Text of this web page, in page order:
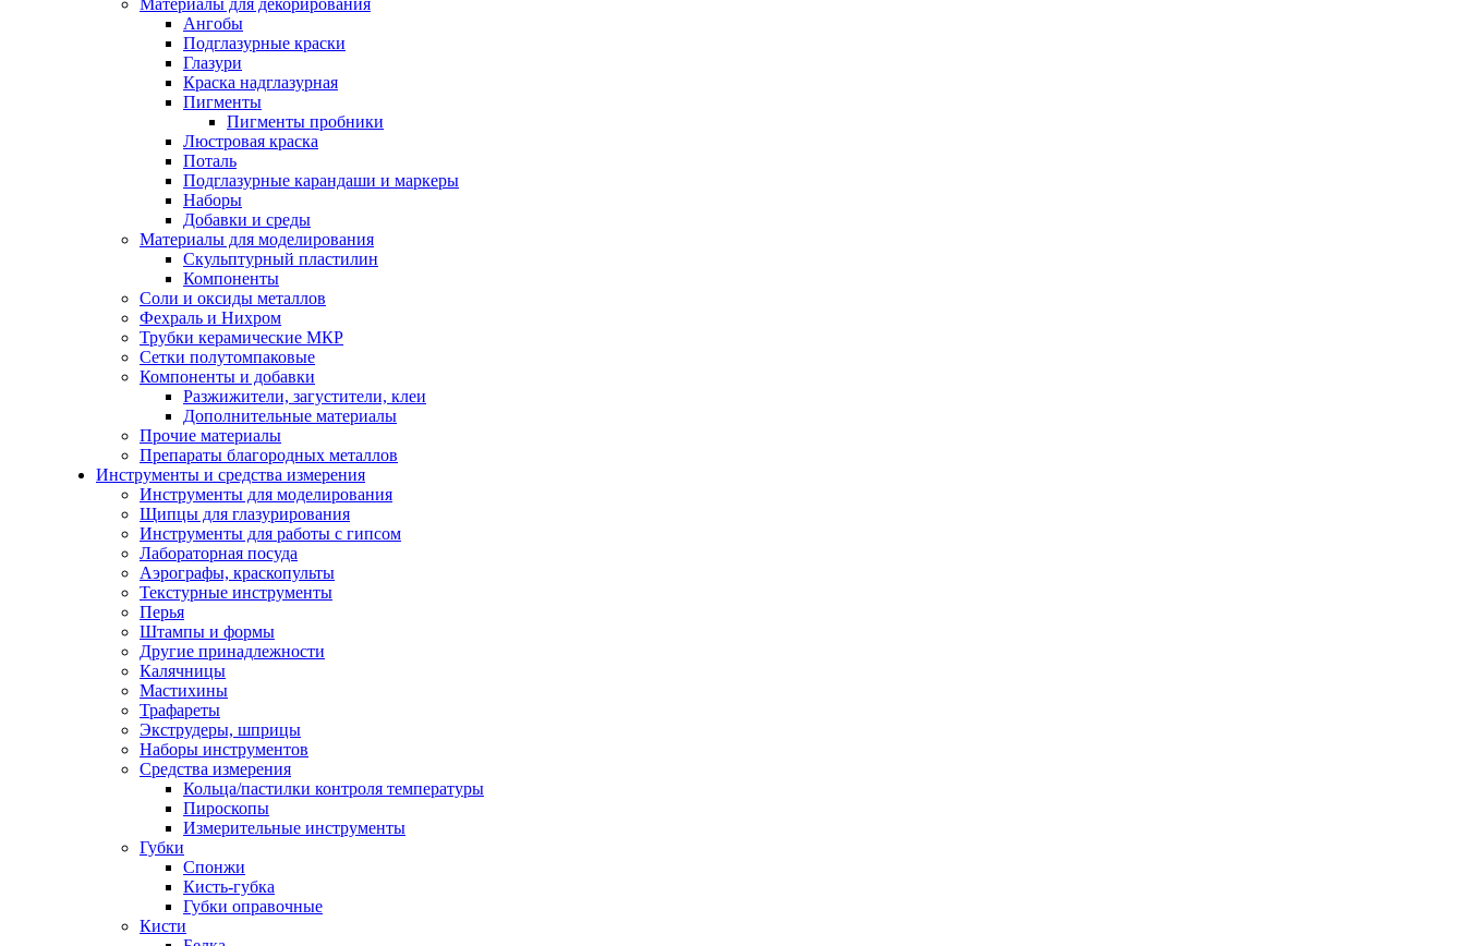
Материалы для декорирования
Ангобы
Подглазурные краски
Глазури
Краска надглазурная
Пигменты
Пигменты пробники
Люстровая краска
Поталь
Подглазурные карандаши и маркеры
Наборы
Добавки и среды
Материалы для моделирования
Скульптурный пластилин
Компоненты
Соли и оксиды металлов
Фехраль и Нихром
Трубки керамические МКР
Сетки полутомпаковые
Компоненты и добавки
Разжижители, загустители, клеи
Дополнительные материалы
Прочие материалы
Препараты благородных металлов
Инструменты и средства измерения
Инструменты для моделирования
Щипцы для глазурирования
Инструменты для работы с гипсом
Лабораторная посуда
Аэрографы, краскопульты
Текстурные инструменты
Перья
Штампы и формы
Другие принадлежности
Калячницы
Мастихины
Трафареты
Экструдеры, шприцы
Наборы инструментов
Средства измерения
Кольца/пастилки контроля температуры
Пироскопы
Измерительные инструменты
Губки
Спонжи
Кисть-губка
Губки оправочные
Кисти